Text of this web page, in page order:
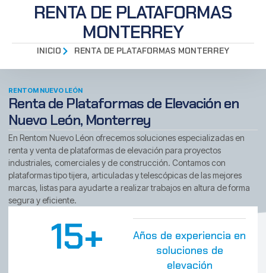
RENTA DE PLATAFORMAS
MONTERREY
INICIO RENTA DE PLATAFORMAS MONTERREY
RENTOM NUEVO LEÓN
Renta de Plataformas de Elevación en
Nuevo León, Monterrey
En Rentom Nuevo Léon ofrecemos soluciones especializadas en
renta y venta de plataformas de elevación para proyectos
industriales, comerciales y de construcción. Contamos con
plataformas tipo tijera, articuladas y telescópicas de las mejores
marcas, listas para ayudarte a realizar trabajos en altura de forma
segura y eficiente.
15+
Años de experiencia en
soluciones de
elevación